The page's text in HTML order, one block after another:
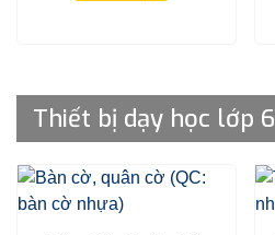
Thiết bị dạy học lớp 6